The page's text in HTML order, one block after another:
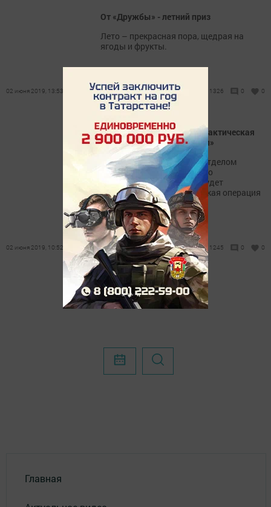
От «Дружбы» - летний приз
Лето – прекрасная пора, щедрая на
ягоды и фрукты.
02 июня 2019, 13:53 1326 0 0
В Нурлате пройдет профилактическая
операция «Трактор-прицеп»
С 3 по 28 июня 2019 года отделом
Гостехнадзора Нурлатского
муниципального района будет
проведена профилактическая операция
«Трактор-прицеп».
02 июня 2019, 10:52 1245 0 0
Главная